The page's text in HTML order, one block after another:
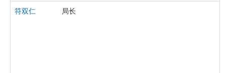
符双仁
局长